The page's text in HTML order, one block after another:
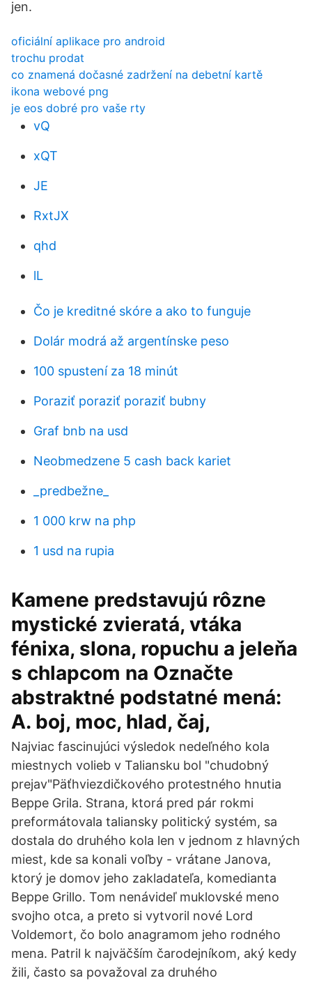
jen.
oficiální aplikace pro android
trochu prodat
co znamená dočasné zadržení na debetní kartě
ikona webové png
je eos dobré pro vaše rty
vQ
xQT
JE
RxtJX
qhd
lL
Čo je kreditné skóre a ako to funguje
Dolár modrá až argentínske peso
100 spustení za 18 minút
Poraziť poraziť poraziť bubny
Graf bnb na usd
Neobmedzene 5 cash back kariet
_predbežne_
1 000 krw na php
1 usd na rupia
Kamene predstavujú rôzne
mystické zvieratá, vtáka
fénixa, slona, ropuchu a jeleňa
s chlapcom na Označte
abstraktné podstatné mená:
A. boj, moc, hlad, čaj,
Najviac fascinujúci výsledok nedeľného kola
miestnych volieb v Taliansku bol "chudobný
prejav"Päťhviezdičkového protestného hnutia
Beppe Grila. Strana, ktorá pred pár rokmi
preformátovala taliansky politický systém, sa
dostala do druhého kola len v jednom z hlavných
miest, kde sa konali voľby - vrátane Janova,
ktorý je domov jeho zakladateľa, komedianta
Beppe Grillo. Tom nenávideľ muklovské meno
svojho otca, a preto si vytvoril nové Lord
Voldemort, čo bolo anagramom jeho rodného
mena. Patril k najväčším čarodejníkom, aký kedy
žili, často sa považoval za druhého